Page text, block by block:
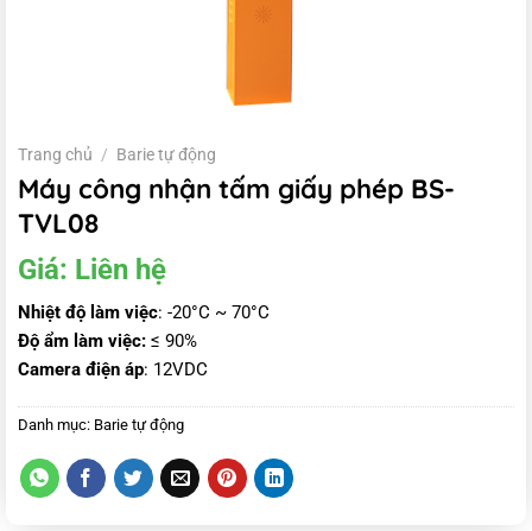
Trang chủ / Barie tự động
Máy công nhận tấm giấy phép BS-
TVL08
Giá: Liên hệ
Nhiệt độ làm việc: -20°C ~ 70°C
Độ ẩm làm việc: ≤ 90%
Camera điện áp: 12VDC
Danh mục: Barie tự động